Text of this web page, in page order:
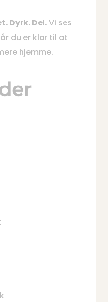
Dyrk. Del.Vi ses
du er klar til at
hjemme.